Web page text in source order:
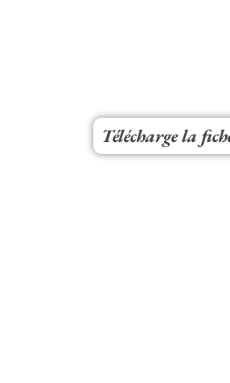
Télécharge la